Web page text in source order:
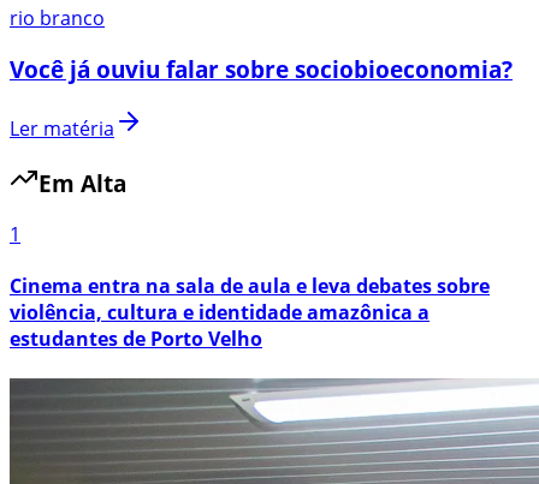
rio branco
Você já ouviu falar sobre sociobioeconomia?
Ler matéria
Em Alta
1
Cinema entra na sala de aula e leva debates sobre
violência, cultura e identidade amazônica a
estudantes de Porto Velho